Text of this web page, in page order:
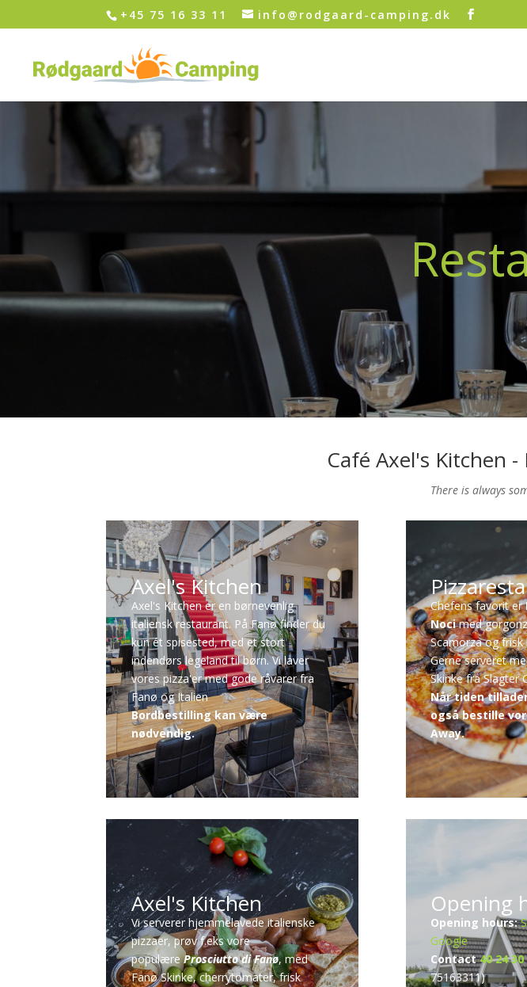
+45 75 16 33 11 info@rodgaard-camping.dk
Café Axel's Kitchen
There is always
Axel's Kitchen
Axel's Kitchen er en børnevenlig
italiensk restaurant. På Fanø finder du
kun ét spisested, med et stort
indendørs legeland til børn. Vi laver
vores pizza'er med gode råvarer fra
Fanø og Italien
Bordbestilling kan være
nødvendig.
Chefens favorit er
Nocimed
Scamorza og
Gerne serveret
Skinke fra Slagter
Når tiden
også bestille
Away.
Axel's Kitchen
Vi serverer hjemmelavede italienske
pizzaer, prøv f.eks vore
populære Prosciutto di Fanø, med
Fanø Skinke, cherrytomater, frisk
Opening
Opening hours:
Google
Contact 40 24 30
75163311)